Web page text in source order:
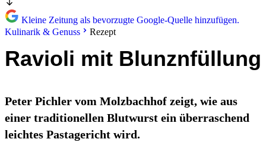
Kleine Zeitung als bevorzugte Google-Quelle hinzufügen.
Kulinarik & Genuss
Rezept
Ravioli mit Blunznfüllung
Peter Pichler vom Molzbachhof zeigt, wie aus
einer traditionellen Blutwurst ein überraschend
leichtes Pastagericht wird.